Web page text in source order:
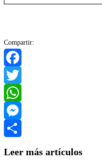
Compartir:
Facebook
Twitter
WhatsApp
Messenger
Leer más artículos